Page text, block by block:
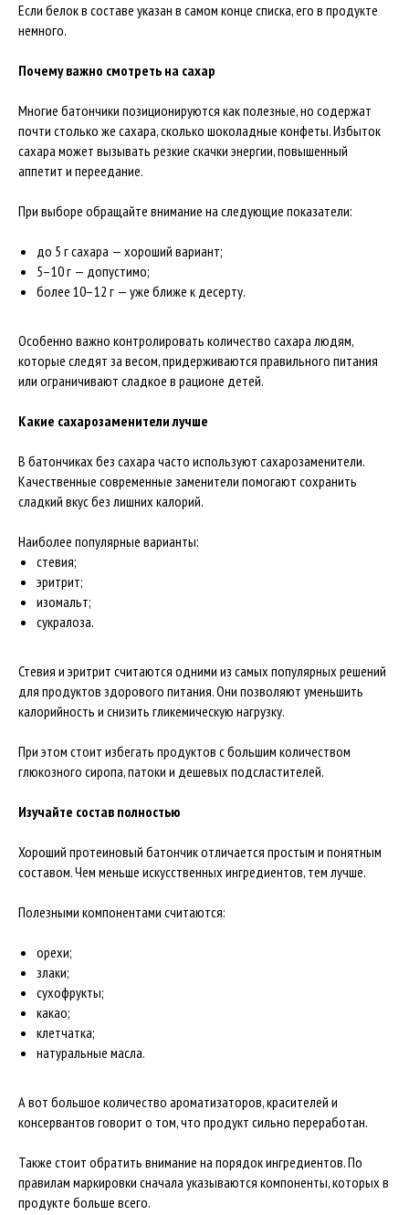
Если белок в составе указан в самом конце списка, его в продукте
немного.
Почему важно смотреть на сахар
Многие батончики позиционируются как полезные, но содержат
почти столько же сахара, сколько шоколадные конфеты. Избыток
сахара может вызывать резкие скачки энергии, повышенный
аппетит и переедание.
При выборе обращайте внимание на следующие показатели:
до 5 г сахара — хороший вариант;
5–10 г — допустимо;
более 10–12 г — уже ближе к десерту.
Особенно важно контролировать количество сахара людям,
которые следят за весом, придерживаются правильного питания
или ограничивают сладкое в рационе детей.
Какие сахарозаменители лучше
В батончиках без сахара часто используют сахарозаменители.
Качественные современные заменители помогают сохранить
сладкий вкус без лишних калорий.
Наиболее популярные варианты:
стевия;
эритрит;
изомальт;
сукралоза.
Стевия и эритрит считаются одними из самых популярных решений
для продуктов здорового питания. Они позволяют уменьшить
калорийность и снизить гликемическую нагрузку.
При этом стоит избегать продуктов с большим количеством
глюкозного сиропа, патоки и дешевых подсластителей.
Изучайте состав полностью
Хороший протеиновый батончик отличается простым и понятным
составом. Чем меньше искусственных ингредиентов, тем лучше.
Полезными компонентами считаются:
орехи;
злаки;
сухофрукты;
какао;
клетчатка;
натуральные масла.
А вот большое количество ароматизаторов, красителей и
консервантов говорит о том, что продукт сильно переработан.
Также стоит обратить внимание на порядок ингредиентов. По
правилам маркировки сначала указываются компоненты, которых в
продукте больше всего.